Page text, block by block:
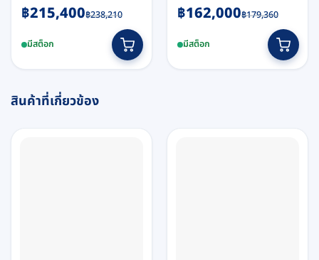
฿238,210
Original
was:
฿215,400
Current
is:มีสต็อก
฿179,360
Original
was:
฿162,000
Current
is:มีสต็อก
สินค้าที่เกี่ยวข้อง